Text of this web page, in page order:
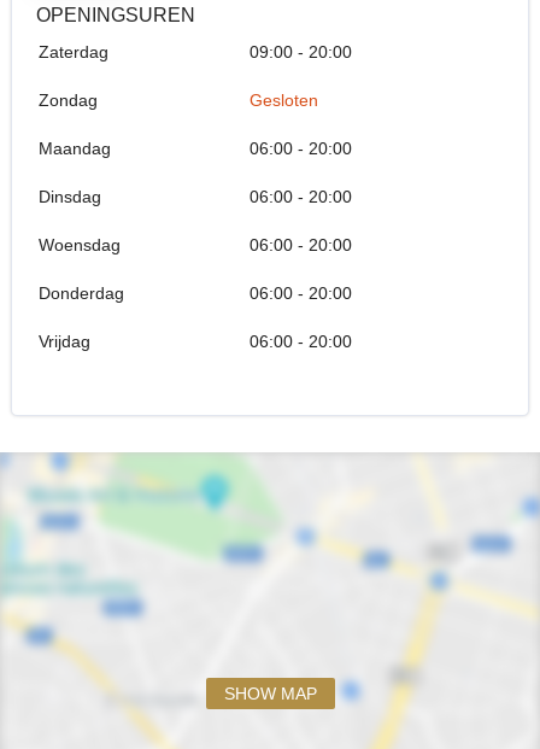
OPENINGSUREN
Zaterdag 09:00 - 20:00
Zondag Gesloten
Maandag 06:00 - 20:00
Dinsdag 06:00 - 20:00
Woensdag 06:00 - 20:00
Donderdag 06:00 - 20:00
Vrijdag 06:00 - 20:00
SHOW MAP